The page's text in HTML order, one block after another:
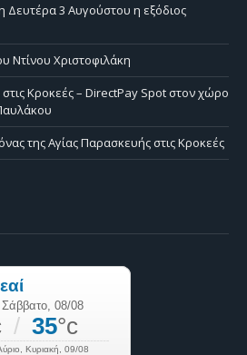
Δευτέρα 3 Αυγούστου η εξόδιος
Ντίνου Χριστοφιλάκη
Κροκεές – DirectPay Spot στον χώρο
της Αγίας Παρασκευής στις Κροκεές